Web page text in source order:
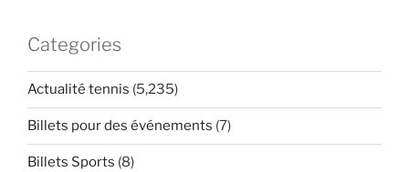
Categories
Actualité tennis (5,235)
Billets pour des événements (7)
Billets Sports (8)